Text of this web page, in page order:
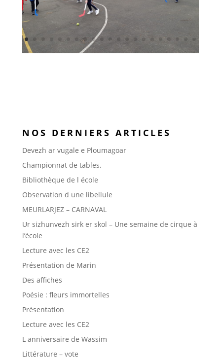
NOS DERNIERS ARTICLES
Devezh ar vugale e Ploumagoar
Championnat de tables.
Bibliothèque de l école
Observation d une libellule
MEURLARJEZ – CARNAVAL
Ur sizhunvezh sirk er skol – Une semaine de cirque à
l’école
Lecture avec les CE2
Présentation de Marin
Des affiches
Poésie : fleurs immortelles
Présentation
Lecture avec les CE2
L anniversaire de Wassim
Littérature – vote